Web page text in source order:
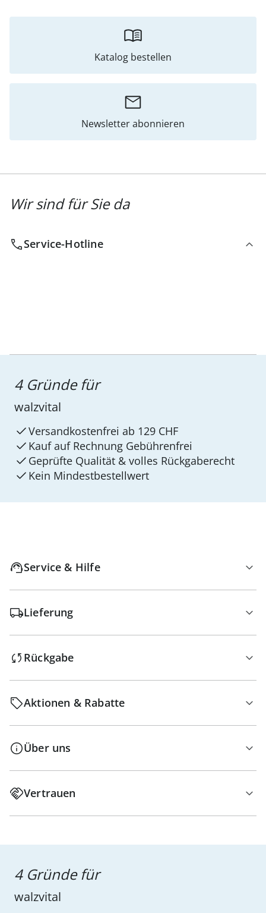
Katalog bestellen
Newsletter abonnieren
Wir sind für Sie da
Service-Hotline
4 Gründe für
walzvital
Versandkostenfrei ab 129 CHF
Kauf auf Rechnung Gebührenfrei
Geprüfte Qualität & volles Rückgaberecht
Kein Mindest­bestellwert
Service & Hilfe
Lieferung
Rückgabe
Aktionen & Rabatte
Über uns
Vertrauen
4 Gründe für
walzvital